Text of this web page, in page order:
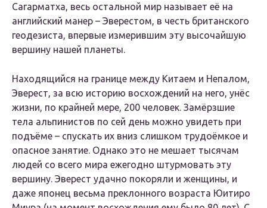
Сагарматха, весь остальной мир называет её на
английский манер – Эверестом, в честь британского
геодезиста, впервые измерившим эту высочайшую
вершину нашей планеты.
Находящийся на границе между Китаем и Непалом,
Эверест, за всю историю восхождений на него, унёс
жизни, по крайней мере, 200 человек. Замёрзшие
тела альпинистов по сей день можно увидеть при
подъёме – спускать их вниз слишком трудоёмкое и
опасное занятие. Однако это не мешает тысячам
людей со всего мира ежегодно штурмовать эту
вершину. Эверест удачно покоряли и женщины, и
даже японец весьма преклонного возраста Юитиро